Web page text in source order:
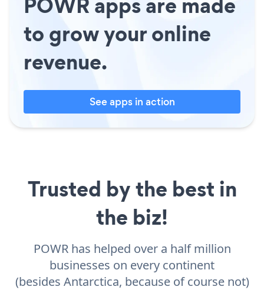
to grow your online
revenue.
See apps in action
Trusted by the best in
the biz!
POWR has helped over a half million
businesses on every continent
(besides Antarctica, because of course not)